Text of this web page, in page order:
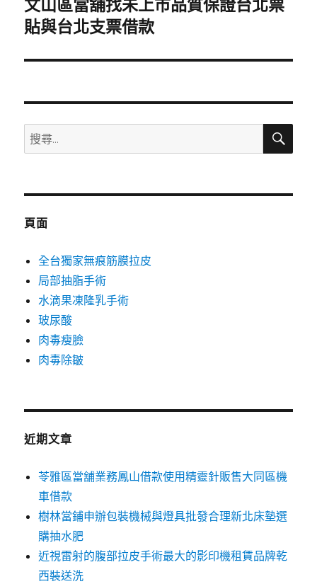
下
一
文
文山區當舖找未上市品質保證台北票
貼與台北支票借款
搜
尋
鍵
搜
頁面
全台獨家無痕筋膜拉皮
局部抽脂手術
水滴果凍隆乳手術
玻尿酸
肉毒瘦臉
肉毒除皺
近期文章
苓雅區當舖業務鳳山借款使用精靈針販售大同區機
車借款
樹林當鋪申辦包裝機械與燈具批發合理新北床墊選
購抽水肥
近視雷射的腹部拉皮手術最大的影印機租賃品牌乾
西裝送洗